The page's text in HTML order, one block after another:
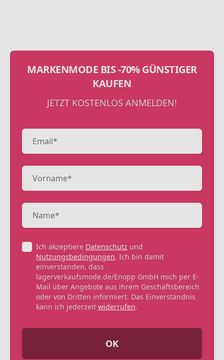
MARKENMODE BIS -70% GÜNSTIGER
KAUFEN
JETZT KOSTENLOS ANMELDEN!
Ich akzeptiere Datenschutz und
Nutzungsbedingungen. Ich bin damit
einverstanden, dass
lagerverkaufsmode.de/Enopp GmbH mich per E-
Mail über Angebote aus ihrem Geschäftsbereich
oder von Dritten informiert. Das Einverständnis
kann ich jederzeit widerrufen.
OK